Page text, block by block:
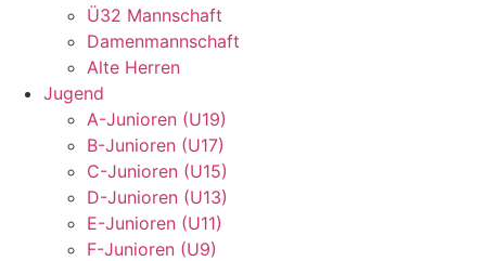
Ü32 Mannschaft
Damenmannschaft
Alte Herren
Jugend
A-Junioren (U19)
B-Junioren (U17)
C-Junioren (U15)
D-Junioren (U13)
E-Junioren (U11)
F-Junioren (U9)